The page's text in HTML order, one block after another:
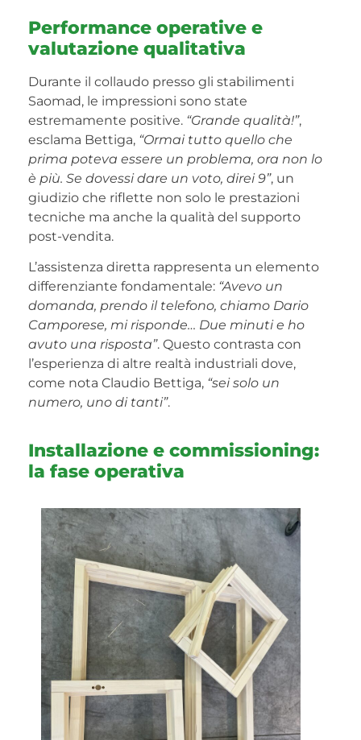
Performance operative e
valutazione qualitativa
Durante il collaudo presso gli stabilimenti
Saomad, le impressioni sono state
estremamente positive. “Grande qualità!”,
esclama Bettiga, “Ormai tutto quello che
prima poteva essere un problema, ora non lo
è più. Se dovessi dare un voto, direi 9”, un
giudizio che riflette non solo le prestazioni
tecniche ma anche la qualità del supporto
post-vendita.
L’assistenza diretta rappresenta un elemento
differenziante fondamentale: “Avevo un
domanda, prendo il telefono, chiamo Dario
Camporese, mi risponde… Due minuti e ho
avuto una risposta”. Questo contrasta con
l’esperienza di altre realtà industriali dove,
come nota Claudio Bettiga, “sei solo un
numero, uno di tanti”.
Installazione e commissioning:
la fase operativa